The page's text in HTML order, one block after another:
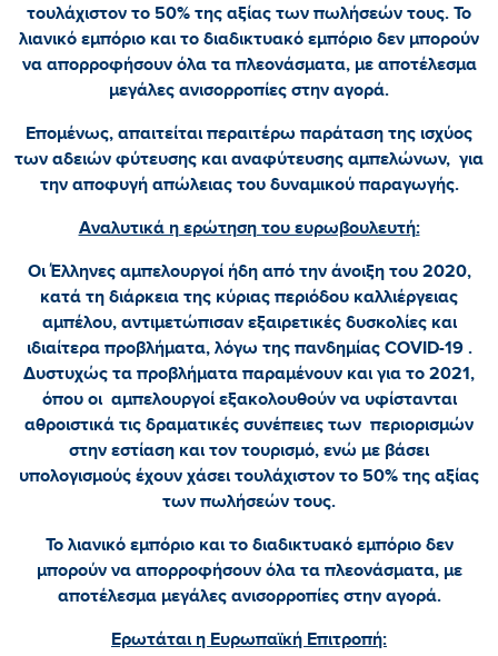
τουλάχιστον το 50% της αξίας των πωλήσεών τους. Το
λιανικό εμπόριο και το διαδικτυακό εμπόριο δεν μπορούν
να απορροφήσουν όλα τα πλεονάσματα, με αποτέλεσμα
μεγάλες ανισορροπίες στην αγορά.
Επομένως, απαιτείται περαιτέρω παράταση της ισχύος
των αδειών φύτευσης και αναφύτευσης αμπελώνων, για
την αποφυγή απώλειας του δυναμικού παραγωγής.
Αναλυτικά η ερώτηση του ευρωβουλευτή:
Οι Έλληνες αμπελουργοί ήδη από την άνοιξη του 2020,
κατά τη διάρκεια της κύριας περιόδου καλλιέργειας
αμπέλου, αντιμετώπισαν εξαιρετικές δυσκολίες και
ιδιαίτερα προβλήματα, λόγω της πανδημίας COVID-19 .
Δυστυχώς τα προβλήματα παραμένουν και για το 2021,
όπου οι αμπελουργοί εξακολουθούν να υφίστανται
αθροιστικά τις δραματικές συνέπειες των περιορισμών
στην εστίαση και τον τουρισμό, ενώ με βάσει
υπολογισμούς έχουν χάσει τουλάχιστον το 50% της αξίας
των πωλήσεών τους.
Το λιανικό εμπόριο και το διαδικτυακό εμπόριο δεν
μπορούν να απορροφήσουν όλα τα πλεονάσματα, με
αποτέλεσμα μεγάλες ανισορροπίες στην αγορά.
Ερωτάται η Ευρωπαϊκή Επιτροπή: